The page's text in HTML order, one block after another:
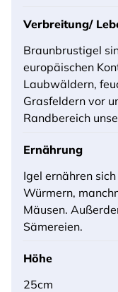
Verbreitung/
Braunbrustigel
europäischen
Laubwäldern,
Grasfeldern vor
Randbereich
Ernährung
Igel ernähren
Würmern,
Mäusen.
Sämereien.
Höhe
25cm